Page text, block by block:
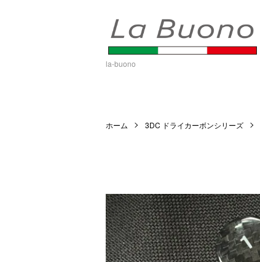
la-buono
ホーム 3DC ドライカーボンシリーズ